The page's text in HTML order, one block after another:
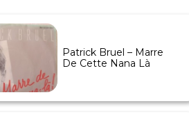
Patrick Bruel – Marre
De Cette Nana Là